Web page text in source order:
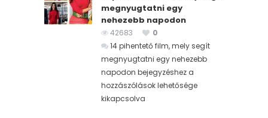
megnyugtatni egy
nehezebb napodon
42683
0
14 pihentető film, mely segít
megnyugtatni egy nehezebb
napodon bejegyzéshez a
hozzászólások lehetősége
kikapcsolva